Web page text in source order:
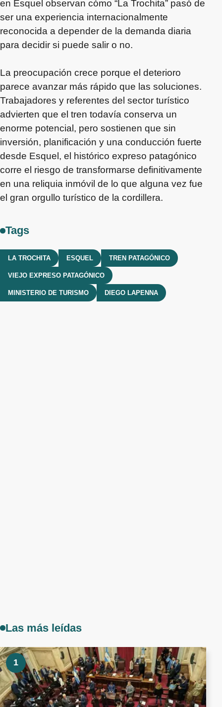
en Esquel observan cómo “La Trochita” pasó de
ser una experiencia internacionalmente
reconocida a depender de la demanda diaria
para decidir si puede salir o no.
La preocupación crece porque el deterioro
parece avanzar más rápido que las soluciones.
Trabajadores y referentes del sector turístico
advierten que el tren todavía conserva un
enorme potencial, pero sostienen que sin
inversión, planificación y una conducción fuerte
desde Esquel, el histórico expreso patagónico
corre el riesgo de transformarse definitivamente
en una reliquia inmóvil de lo que alguna vez fue
el gran orgullo turístico de la cordillera.
Tags
LA TROCHITA ESQUEL TREN PATAGÓNICO
VIEJO EXPRESO PATAGÓNICO
MINISTERIO DE TURISMO DIEGO LAPENNA
Las más leídas
1